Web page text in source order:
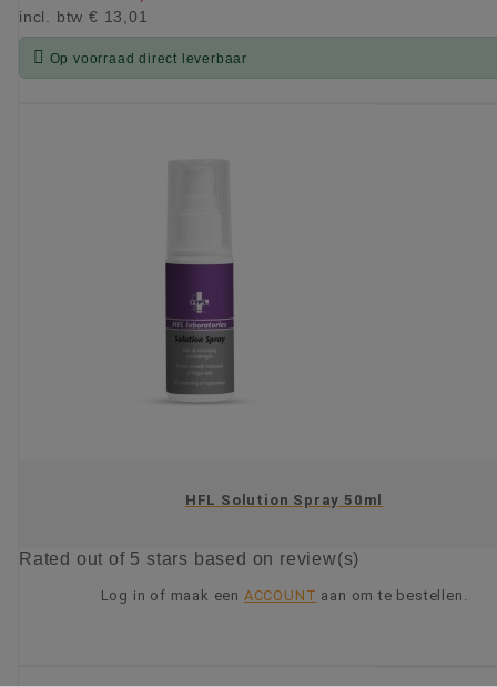
incl. btw € 13,01
 Op voorraad direct leverbaar
HFL Solution Spray 50ml
Rated out of 5 stars based on review(s)
Log in of maak een ACCOUNT aan om te bestellen.